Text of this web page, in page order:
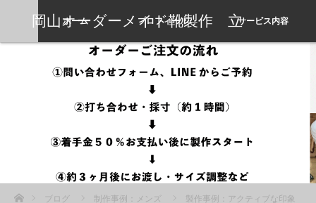
岡山オーダーメイド靴製作 立
岡靴工房
ホーム プロフィール サービス内容
ブログ
制作事例：メンズ 製作事例：アクティブな印象